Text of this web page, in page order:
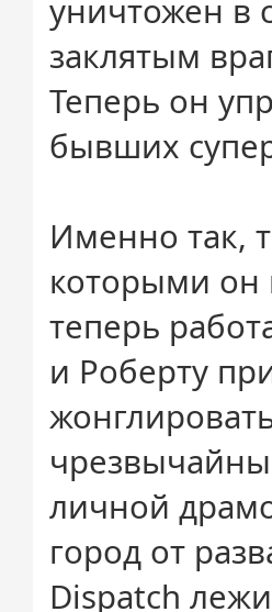
уничтожен в
заклятым
Теперь он
бывших
Именно так,
которыми он
теперь
и Роберту
личной
город от
Dispatch